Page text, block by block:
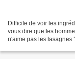
Difficile de voir les
vous dire que les
n'aime pas les lasagnes